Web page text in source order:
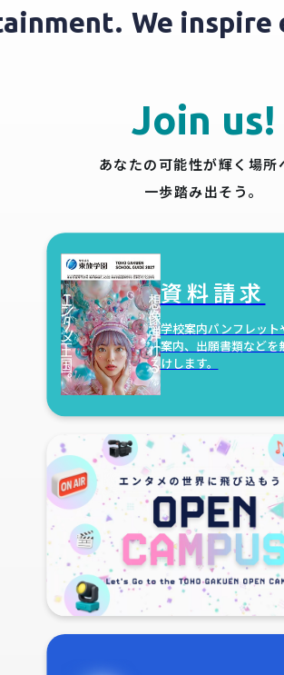
We
Join us!
あなたの可能性が輝く場所
一歩踏み出そう。
資料請求
学校案内パンフレット
案内、出願書類などを
けします。